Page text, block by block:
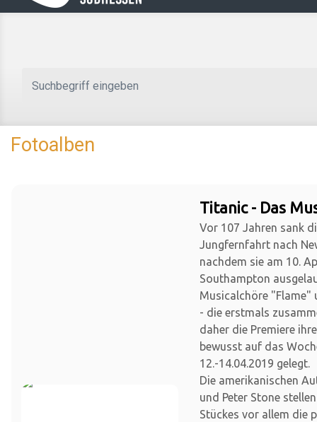
Fotoalben
Titanic - Das
Vor 107 Jahren sank
Jungfernfahrt nach
nachdem sie am 10.
Southampton
Musicalchöre "Flame"
- die erstmals
daher die Premiere
bewusst auf das
12.-14.04.2019 gelegt.
Die amerikanischen
und Peter Stone
Stückes vor allem die